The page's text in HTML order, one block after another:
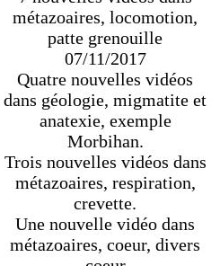
métazoaires, locomotion,
patte grenouille
07/11/2017
Quatre nouvelles vidéos
dans géologie, migmatite et
anatexie, exemple
Morbihan.
Trois nouvelles vidéos dans
métazoaires, respiration,
crevette.
Une nouvelle vidéo dans
métazoaires, coeur, divers